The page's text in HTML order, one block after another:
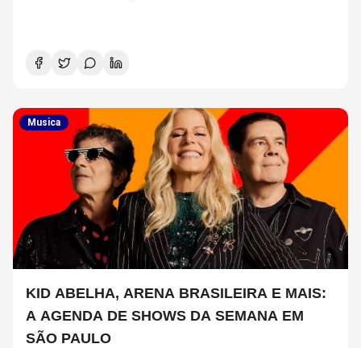
Musica
KID ABELHA, ARENA BRASILEIRA E MAIS:
A AGENDA DE SHOWS DA SEMANA EM
SÃO PAULO